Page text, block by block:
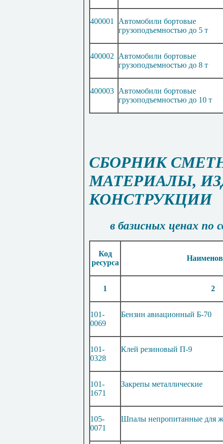
400001
Автомобили бортовые
грузоподъемностью до 5 т
400002
Автомобили бортовые
грузоподъемностью до 8 т
400003 Автомобили бортовые
грузоподъемностью до 10 т
СБОРНИК
МАТЕРИАЛЫ,
КОНСТРУКЦИИ
в базисных ценах по
Код
ресурса
1 2
101-
0069
Бензин авиационный Б-70
101-
0328
Клей резиновый П-9
101-
1671
Закрепы металлические
105-
0071
Шпалы непропитанные для